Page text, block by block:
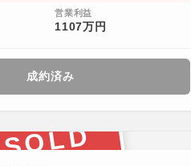
営業利益
1107万円
成約済み
SOLD